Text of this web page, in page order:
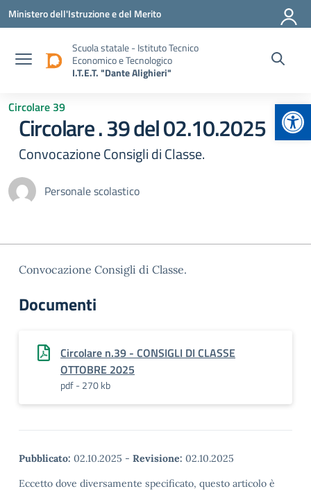
Vai ai contenuti
Vai al menu di navigazione
Vai al footer
Ministero dell'Istruzione e del Merito
Scuola statale - Istituto Tecnico
Economico e Tecnologico
I.T.E.T. "Dante Alighieri"
Circolare 39
Circolare . 39 del 02.10.2025
Convocazione Consigli di Classe.
Personale scolastico
Convocazione Consigli di Classe.
Documenti
Circolare n.39 - CONSIGLI DI CLASSE
OTTOBRE 2025
pdf - 270 kb
Pubblicato: 02.10.2025 - Revisione: 02.10.2025
Eccetto dove diversamente specificato, questo articolo è